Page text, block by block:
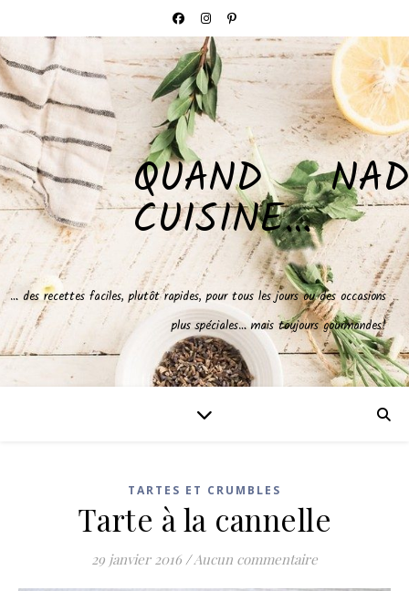
QUAND NAD
CUISINE…
… des recettes faciles, plutôt rapides, pour tous les jours ou des occasions
plus spéciales… mais toujours gourmandes!
TARTES ET CRUMBLES
Tarte à la cannelle
29 janvier 2016 /Aucun commentaire